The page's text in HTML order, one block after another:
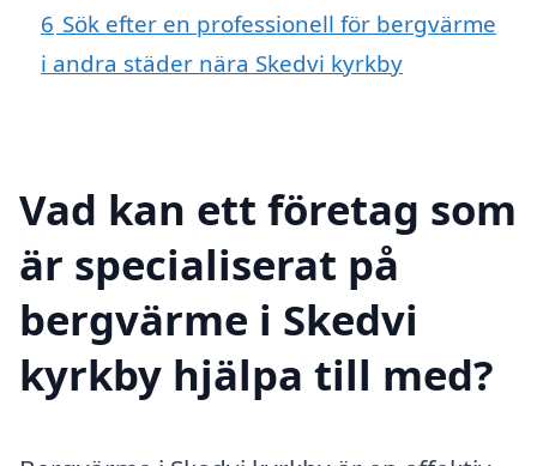
6 Sök efter en professionell för bergvärme
i andra städer nära Skedvi kyrkby
Vad kan ett företag som
är specialiserat på
bergvärme i Skedvi
kyrkby hjälpa till med?